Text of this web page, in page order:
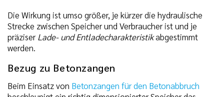
Die Wirkung ist umso größer, je kürzer die hydraulische
Strecke zwischen Speicher und Verbraucher ist und je
präziser Lade- und Entladecharakteristikabgestimmt
werden.
Bezug zu Betonzangen
Beim Einsatz von Betonzangen für den Betonabbruch